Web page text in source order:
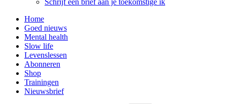
Home
Goed nieuws
Mental health
Slow life
Levenslessen
Abonneren
Shop
Trainingen
Nieuwsbrief